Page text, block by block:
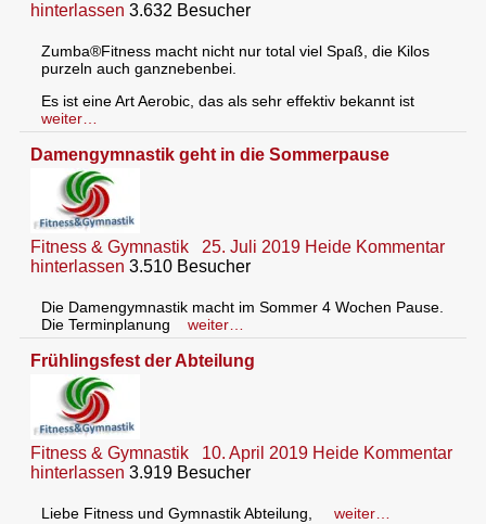
hinterlassen 3.632 Besucher
Zumba®Fitness macht nicht nur total viel Spaß, die Kilos
purzeln auch ganznebenbei.
Es ist eine Art Aerobic, das als sehr effektiv bekannt ist
weiter…
Damengymnastik geht in die Sommerpause
Fitness & Gymnastik 25. Juli 2019 Heide Kommentar
hinterlassen 3.510 Besucher
Die Damengymnastik macht im Sommer 4 Wochen Pause.
Die Terminplanung
weiter…
Frühlingsfest der Abteilung
Fitness & Gymnastik 10. April 2019 Heide Kommentar
hinterlassen 3.919 Besucher
Liebe Fitness und Gymnastik Abteilung, weiter…